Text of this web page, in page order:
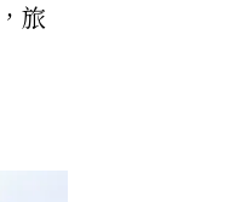
旅